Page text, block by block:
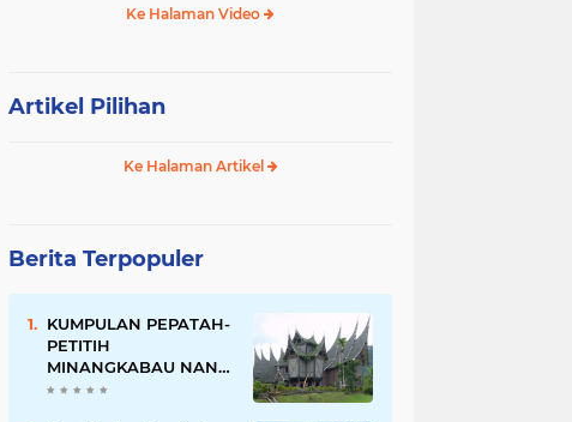
Ke Halaman Video
Artikel Pilihan
Ke Halaman Artikel
Berita Terpopuler
KUMPULAN PEPATAH-
PETITIH
MINANGKABAU NAN
ELOK